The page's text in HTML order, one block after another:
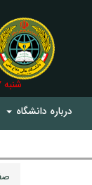
درباره دانشگاه
شنبه ۱۷ مرداد ۱۴۰۵